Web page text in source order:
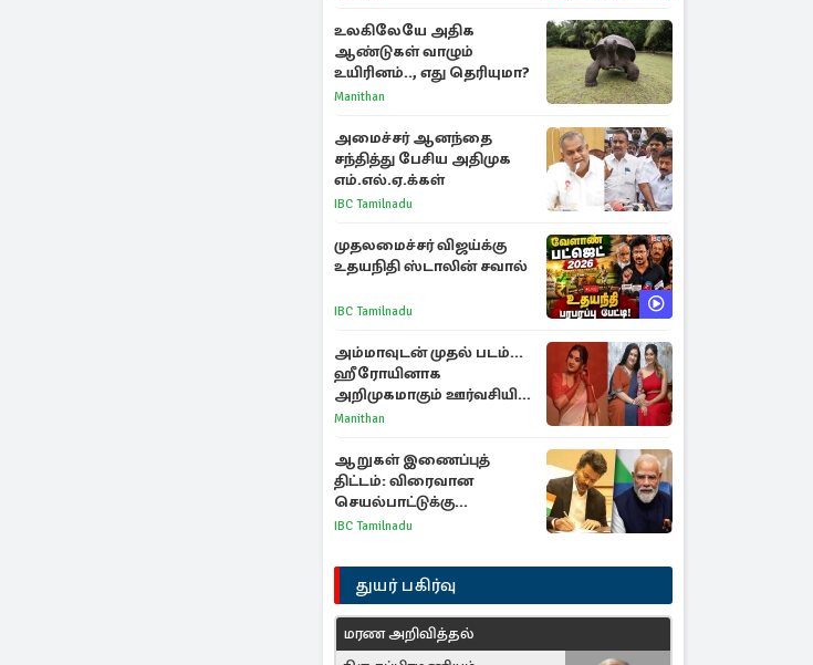
காந்தி
உலகிலேயே அதிக
ஆண்டுகள் வாழும்
உயிரினம்.., எது தெரியுமா?
Manithan
அமைச்சர் ஆனந்தை
சந்தித்து பேசிய அதிமுக
எம்.எல்.ஏ.க்கள்
IBC Tamilnadu
முதலமைச்சர் விஜய்க்கு
உதயநிதி ஸ்டாலின் சவால்
IBC Tamilnadu
அம்மாவுடன் முதல் படம்...
ஹீரோயினாக
அறிமுகமாகும் ஊர்வசியின்
மகள் தேஜலட்சுமி!
Manithan
ஆறுகள் இணைப்புத்
திட்டம்: விரைவான
செயல்பாட்டுக்கு
பிரதமருக்கு முதலமைச்சர்
IBC Tamilnadu
துயர் பகிர்வு
மரண அறிவித்தல்